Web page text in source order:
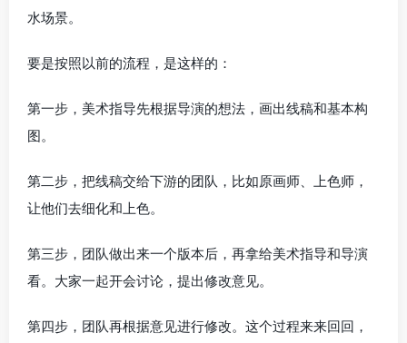
水场景。
要是按照以前的流程，是这样的：
第一步，美术指导先根据导演的想法，画出线稿和基本构
图。
第二步，把线稿交给下游的团队，比如原画师、上色师，
让他们去细化和上色。
第三步，团队做出来一个版本后，再拿给美术指导和导演
看。大家一起开会讨论，提出修改意见。
第四步，团队再根据意见进行修改。这个过程来来回回，